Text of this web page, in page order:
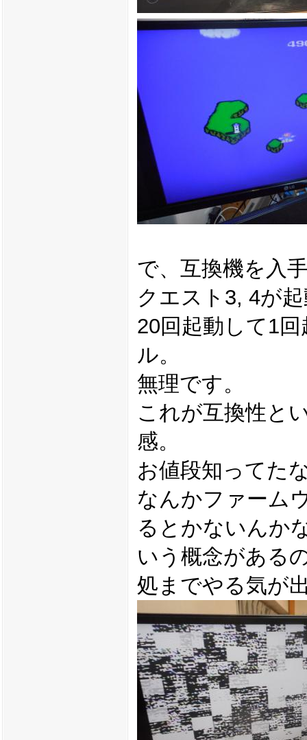
で、互換機を入
クエスト3, 4が
20回起動して1
ル。
無理です。
これが互換性と
感。
お値段知ってた
なんかファーム
るとかないんか
いう概念がある
処までやる気が